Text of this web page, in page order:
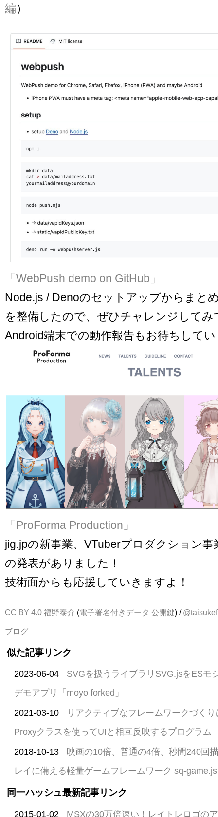
編）
「WebPush demo on GitHub」
Node.js / Denoのセットアップからまと
を整備したので、ぜひチャレンジしてみ
Android端末での動作報告もお待ちして
「ProForma Production」
jig.jpの新事業、VTuberプロダクション事
の発表がありました！
技術面からも応援していきますよ！
CC BY 4.0 福野泰介 (電子署名付きデータ 公開鍵) / @taisukef
ブログ
似た記事リンク
2023-06-04
SVGを扱うライブラリSVG.jsをESモ
デモアプリ「moyo forked」
2021-03-10
リアクティブなフレームワークづく
Proxyクラスを使ってUIと相互反映するプログラム
2018-10-13
映画の10倍、普通の4倍、秒間240回
レイに備える軽量ゲームフレームワーク sq-game.js
同一ハッシュ最新記事リンク
2015-01-02 MSXの30万倍速い！レイトレロゴの